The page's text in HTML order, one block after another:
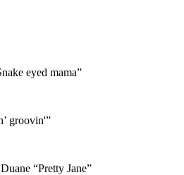
eyed mama”
groovin'”
“Pretty Jane”